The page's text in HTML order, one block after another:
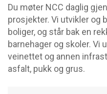
Du møter NCC daglig
prosjekter. Vi utvikler og
boliger, og står bak en
barnehager og skoler. Vi
veinettet og annen
asfalt, pukk og grus.